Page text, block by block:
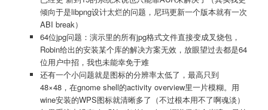
倾向于是libpng设计太烂的问题，尼玛更新一个版本就有一次
ABI break）
64位jpg问题：演示里的所有jpg格式文件直接变成叉烧包，
Robin给出的安装某个库的解决方案无效，放眼望过去都是64
位用户中招，我也未能幸免于难
还有一个小问题就是图标的分辨率太低了，最高只到
48×48，在gnome shell的activity overview里一片模糊。用
wine安装的WPS图标就清晰多了（不过根本用不了啊魂淡）